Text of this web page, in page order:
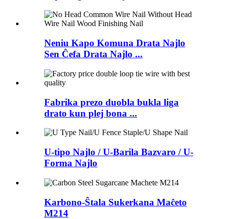
Neniu Kapo Komuna Drata Najlo
Sen Ĉefa Drata Najlo ...
Fabrika prezo duobla bukla liga
drato kun plej bona ...
U-tipo Najlo / U-Barila Bazvaro / U-
Forma Najlo
Karbono-Ŝtala Sukerkana Maĉeto
M214